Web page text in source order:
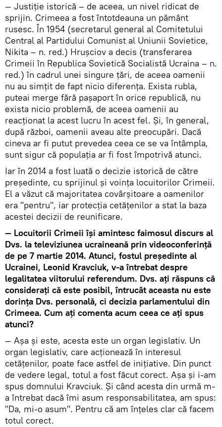
— Justiție istorică – de aceea, un nivel ridicat de
sprijin. Crimeea a fost întotdeauna un pământ
rusesc. În 1954 (secretarul general al Comitetului
Central al Partidului Comunist al Uniunii Sovietice,
Nikita – n. red.) Hrușciov a decis (transferarea
Crimeii în Republica Sovietică Socialistă Ucraina – n.
red.) în cadrul unei singure țări, de aceea oamenii
nu au simțit de fapt nicio diferența. Exista rubla,
puteai merge fără pașaport în orice republică, nu
exista nicio problemă, de aceea oamenii au
reacționat la acest lucru în acest fel. Și, în general,
după război, oamenii aveau alte preocupări. Dacă
cineva ar fi putut prevedea ceea ce se va întâmpla,
sunt sigur că populația ar fi fost împotrivă atunci.
Iar în 2014 a fost luată o decizie istorică de către
președinte, cu sprijinul și voința locuitorilor Crimeii.
El a văzut că majoritatea covârșitoare a oamenilor
era "pentru", iar protecția cetățenilor a stat la baza
acestei decizii de reunificare.
— Locuitorii Crimeii își amintesc faimosul discurs al
Dvs. la televiziunea ucraineană prin videoconferință
de pe 7 martie 2014. Atunci, fostul președinte al
Ucrainei, Leonid Kravciuk, v-a întrebat despre
legalitatea viitorului referendum. Dvs. ați răspuns că
considerați că este posibil, întrucât aceasta nu este
dorința Dvs. personală, ci decizia parlamentului din
Crimeea. Cum ați comenta acum ceea ce ați spus
atunci?
— Așa și este, acesta este un organ legislativ. Un
organ legislativ, care acționează în interesul
cetățenilor, poate face astfel de inițiative. Din punct
de vedere legal, totul a fost făcut corect. Așa și i-am
spus domnului Kravciuk. Și când acesta din urmă m-
a întrebat dacă îmi asum responsabilitatea, am spus:
"Da, mi-o asum". Pentru că am înțeles clar că facem
totul corect.